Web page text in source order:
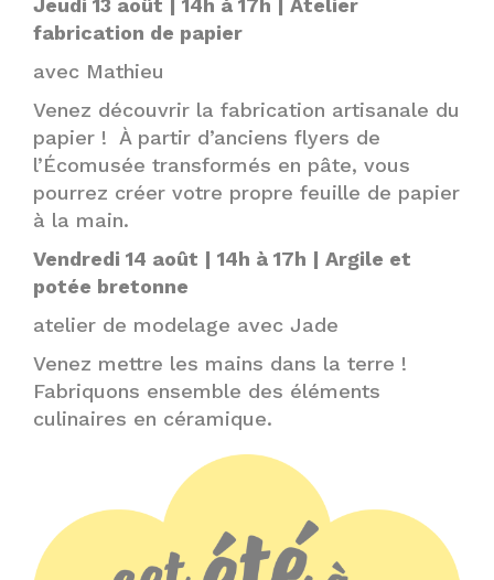
Jeudi 13 août | 14h à 17h | Atelier
fabrication de papier
avec Mathieu
Venez découvrir la fabrication artisanale du
papier ! À partir d’anciens flyers de
l’Écomusée transformés en pâte, vous
pourrez créer votre propre feuille de papier
à la main.
Vendredi 14 août | 14h à 17h | Argile et
potée bretonne
atelier de modelage avec Jade
Venez mettre les mains dans la terre !
Fabriquons ensemble des éléments
culinaires en céramique.